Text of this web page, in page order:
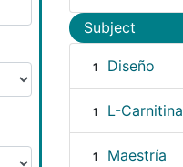
Subject
1 Diseño
1 L-Carnitina
1 Maestría